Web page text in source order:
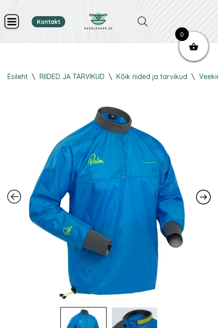
Skip
content
Kontakt
Esileht \ RIIDED JA TARVIKUD \ Kõik riided ja tarvikud \
0